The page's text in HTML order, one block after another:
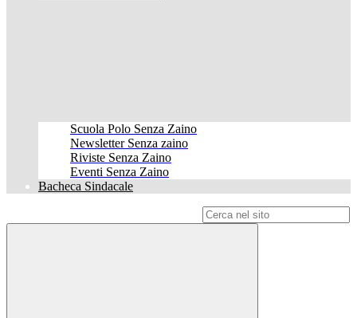
Scuola Polo Senza Zaino
Newsletter Senza zaino
Riviste Senza Zaino
Eventi Senza Zaino
Bacheca Sindacale